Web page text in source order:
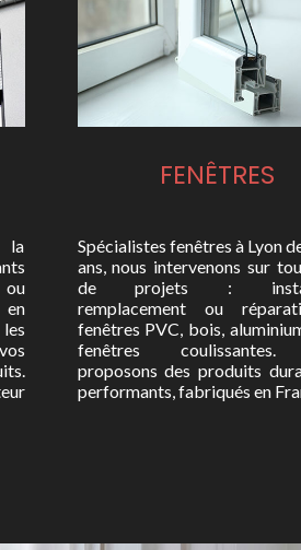
la
en
FENÊTRES
Spécialistes fenêtres à Lyon
ans, nous intervenons sur
de projets :
remplacement ou
fenêtres PVC, bois,
fenêtres
proposons des produits
performants, fabriqués en